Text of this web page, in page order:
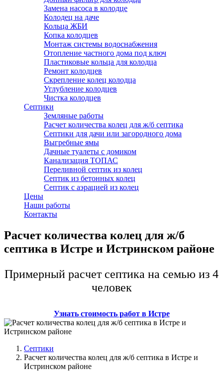
Замена насоса в колодце
Колодец на даче
Кольца ЖБИ
Копка колодцев
Монтаж системы водоснабжения
Отопление частного дома под ключ
Пластиковые кольца для колодца
Ремонт колодцев
Скрепление колец колодца
Углубление колодцев
Чистка колодцев
Септики
Земляные работы
Расчет количества колец для ж/б септика
Септики для дачи или загородного дома
Выгребные ямы
Дачные туалеты с домиком
Канализация ТОПАС
Переливной септик из колец
Септик из бетонных колец
Септик с аэрацией из колец
Цены
Наши работы
Контакты
Расчет количества колец для ж/б
септика в Истре и Истринском районе
Примерный расчет септика на семью из 4
человек
Узнать стоимость работ в Истре
Септики
Расчет количества колец для ж/б септика в Истре и
Истринском районе